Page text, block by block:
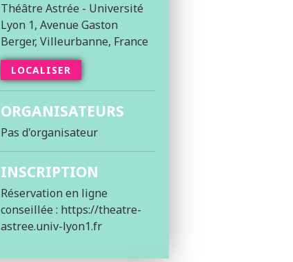
Théâtre Astrée - Université
Lyon 1, Avenue Gaston
Berger, Villeurbanne, France
LOCALISER
ORGANISATEURS
Pas d'organisateur
INSCRIPTION
Réservation en ligne
conseillée : https://theatre-
astree.univ-lyon1.fr